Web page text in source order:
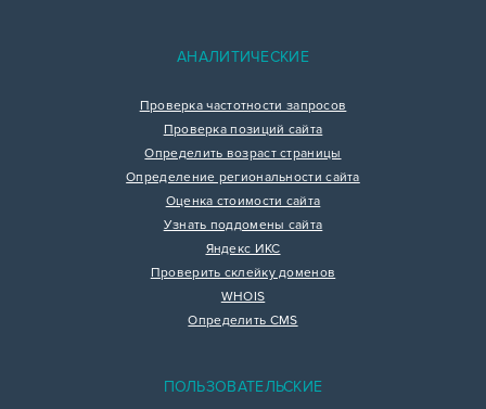
АНАЛИТИЧЕСКИЕ
Проверка частотности запросов
Проверка позиций сайта
Определить возраст страницы
Определение региональности сайта
Оценка стоимости сайта
Узнать поддомены сайта
Яндекс ИКС
Проверить склейку доменов
WHOIS
Определить CMS
ПОЛЬЗОВАТЕЛЬСКИЕ